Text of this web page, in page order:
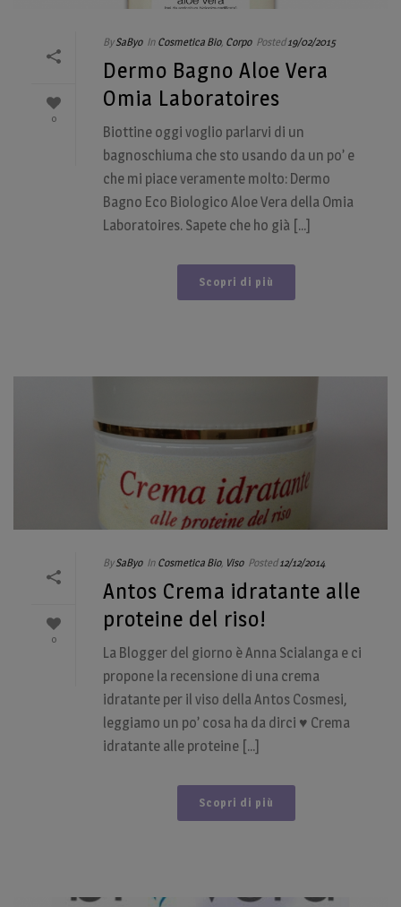
0
By SaByo In Cosmetica Bio, Corpo Posted 19/02/2015
Dermo Bagno Aloe Vera
Omia Laboratoires
Biottine oggi voglio parlarvi di un
bagnoschiuma che sto usando da un po’ e
che mi piace veramente molto: Dermo
Bagno Eco Biologico Aloe Vera della Omia
Laboratoires. Sapete che ho già [...]
Scopri di più
0
By SaByo In Cosmetica Bio, Viso Posted 12/12/2014
Antos Crema idratante alle
proteine del riso!
La Blogger del giorno è Anna Scialanga e ci
propone la recensione di una crema
idratante per il viso della Antos Cosmesi,
leggiamo un po’ cosa ha da dirci ♥ Crema
idratante alle proteine [...]
Scopri di più